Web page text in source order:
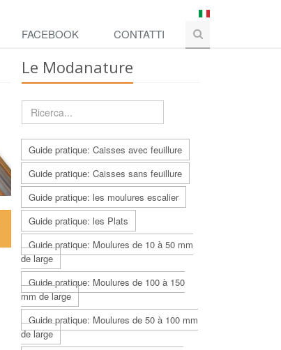
FACEBOOK CONTATTI
Le Modanature
Guide pratique: Caisses avec feuillure
Guide pratique: Caisses sans feuillure
Guide pratique: les moulures escalier
Guide pratique: les Plats
Guide pratique: Moulures de 10 à 50 mm
de large
Guide pratique: Moulures de 100 à 150
mm de large
Guide pratique: Moulures de 50 à 100 mm
de large